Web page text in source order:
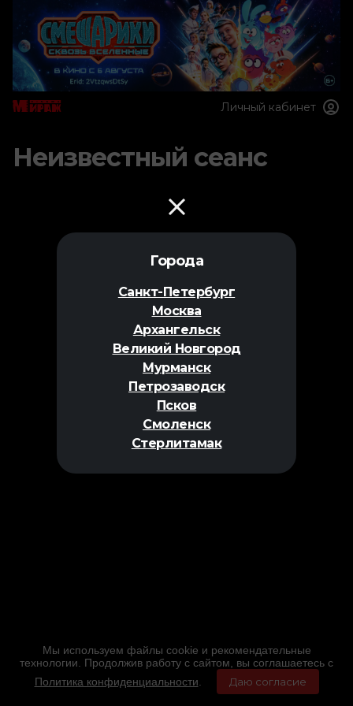
Города
Санкт-Петербург
Москва
Архангельск
Великий Новгород
Мурманск
Петрозаводск
Псков
Смоленск
Стерлитамак
Личный кабинет
Неизвестный сеанс
Мы используем файлы cookie и рекомендательные
технологии. Продолжив работу с сайтом, вы соглашаетесь с
Политика конфиденциальности
Даю согласие